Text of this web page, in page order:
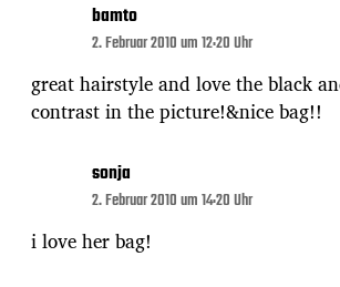
bamto
2. Februar 2010 um 12:20 Uhr
great hairstyle and love the black
contrast in the picture!&nice bag!!
sonja
2. Februar 2010 um 14:20 Uhr
i love her bag!